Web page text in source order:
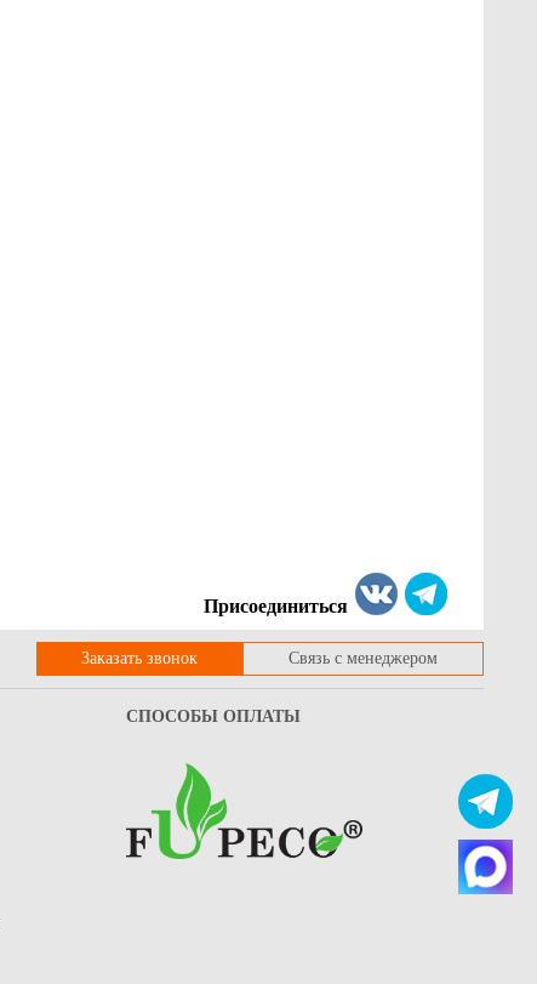
Присоединиться
Заказать звонок Связь с менеджером
СПОСОБЫ ОПЛАТЫ